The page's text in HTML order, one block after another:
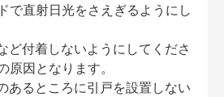
で直射日光をさえぎるようにし
ど付着しないようにしてくださ
原因となります。
あるところに引戸を設置しない